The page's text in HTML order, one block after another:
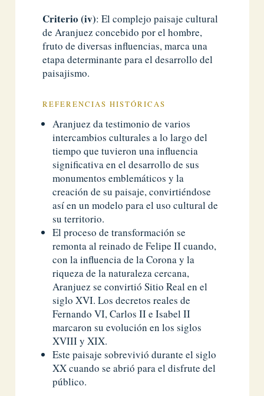
Criterio (iv): El complejo paisaje cultural
de Aranjuez concebido por el hombre,
fruto de diversas influencias, marca una
etapa determinante para el desarrollo del
paisajismo.
REFERENCIAS HISTÓRICAS
Aranjuez da testimonio de varios
intercambios culturales a lo largo del
tiempo que tuvieron una influencia
significativa en el desarrollo de sus
monumentos emblemáticos y la
creación de su paisaje, convirtiéndose
así en un modelo para el uso cultural de
su territorio.
El proceso de transformación se
remonta al reinado de Felipe II cuando,
con la influencia de la Corona y la
riqueza de la naturaleza cercana,
Aranjuez se convirtió Sitio Real en el
siglo XVI. Los decretos reales de
Fernando VI, Carlos II e Isabel II
marcaron su evolución en los siglos
XVIII y XIX.
Este paisaje sobrevivió durante el siglo
XX cuando se abrió para el disfrute del
público.